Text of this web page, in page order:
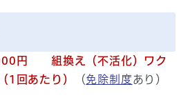
円 組換え（不活化）ワク
1回あたり）
（免除制度あり）